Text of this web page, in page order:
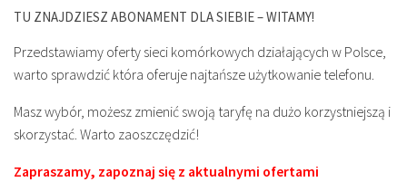
TU ZNAJDZIESZ ABONAMENT DLA SIEBIE – WITAMY!
Przedstawiamy oferty sieci komórkowych działających w Polsce,
warto sprawdzić która oferuje najtańsze użytkowanie telefonu.
Masz wybór, możesz zmienić swoją taryfę na dużo korzystniejszą i
skorzystać. Warto zaoszczędzić!
Zapraszamy, zapoznaj się z aktualnymi ofertami